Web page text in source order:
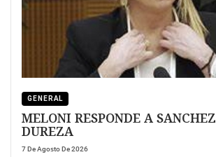
GENERAL
MELONI RESPONDE A SANCHEZ CON
DUREZA
7 De Agosto De 2026